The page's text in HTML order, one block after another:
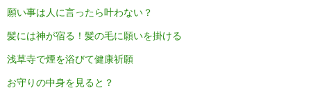
願い事は人に言ったら叶わない？
髪には神が宿る！髪の毛に願いを掛ける
浅草寺で煙を浴びて健康祈願
お守りの中身を見ると？